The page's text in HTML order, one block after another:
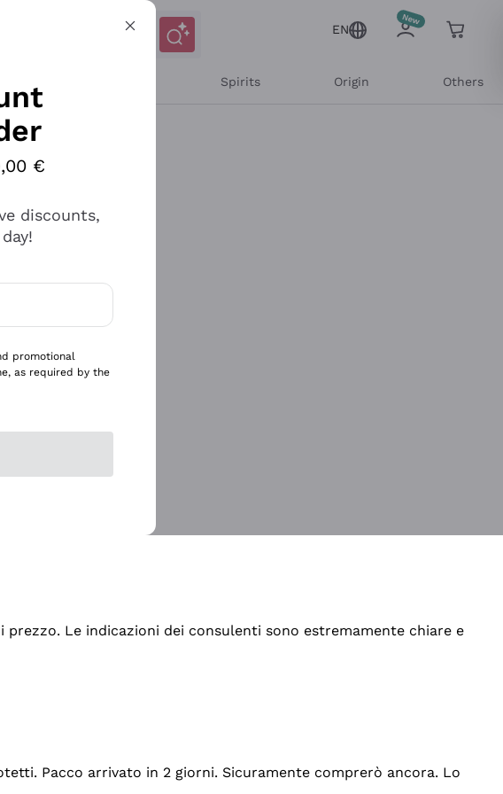
EN
Spirits Origin Others
Le indicazioni dei consulenti sono estremamente chiare e
Pacco arrivato in 2 giorni. Sicuramente comprerò ancora. Lo
€
discounts,
promotional
as required by the